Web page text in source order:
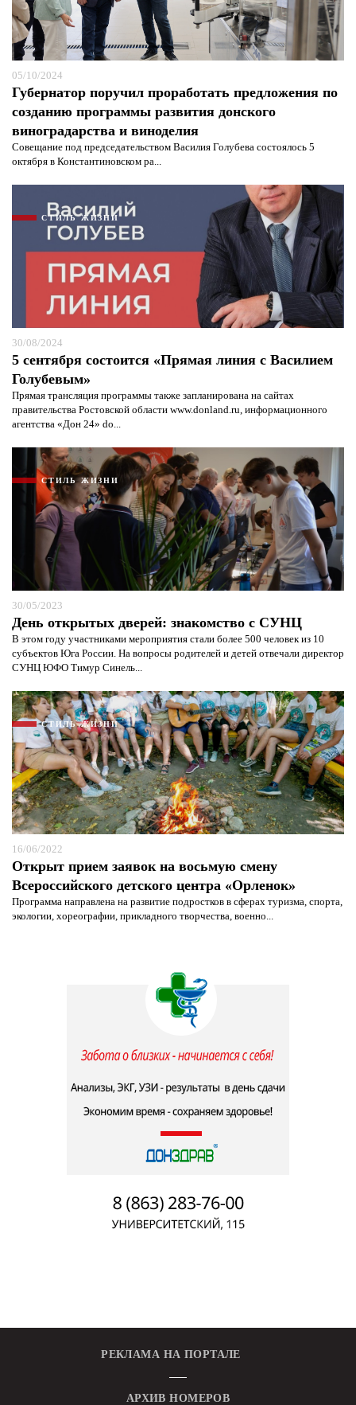
05/10/2024
Губернатор поручил проработать предложения по
созданию программы развития донского
виноградарства и виноделия
Совещание под председательством Василия Голубева состоялось 5
октября в Константиновском ра...
СТИЛЬ ЖИЗНИ
30/08/2024
5 сентября состоится «Прямая линия с Василием
Голубевым»
Прямая трансляция программы также запланирована на сайтах
правительства Ростовской области www.donland.ru, информационного
агентства «Дон 24» do...
СТИЛЬ ЖИЗНИ
30/05/2023
День открытых дверей: знакомство с СУНЦ
В этом году участниками мероприятия стали более 500 человек из 10
субъектов Юга России. На вопросы родителей и детей отвечали директор
СУНЦ ЮФО Тимур Синель...
СТИЛЬ ЖИЗНИ
16/06/2022
Открыт прием заявок на восьмую смену
Всероссийского детского центра «Орленок»
Программа направлена на развитие подростков в сферах туризма, спорта,
экологии, хореографии, прикладного творчества, военно...
РЕКЛАМА НА ПОРТАЛЕ
АРХИВ НОМЕРОВ